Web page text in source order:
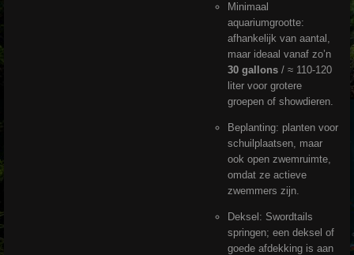
Minimaal
aquariumgrootte:
afhankelijk van aantal,
maar ideaal vanaf zo’n
30 gallons / ≈ 110-120
liter voor grotere
groepen of showdieren.
Beplanting: planten voor
schuilplaatsen, maar
ook open zwemruimte,
omdat ze actieve
zwemmers zijn.
Deksel: Swordtails
springen; een deksel of
goede afdekking is aan